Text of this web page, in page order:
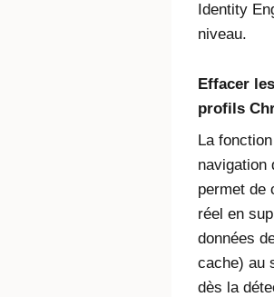
Identity
niveau.
Effacer
profils
La
navigation
permet de
réel en
données
cache) au
dès la